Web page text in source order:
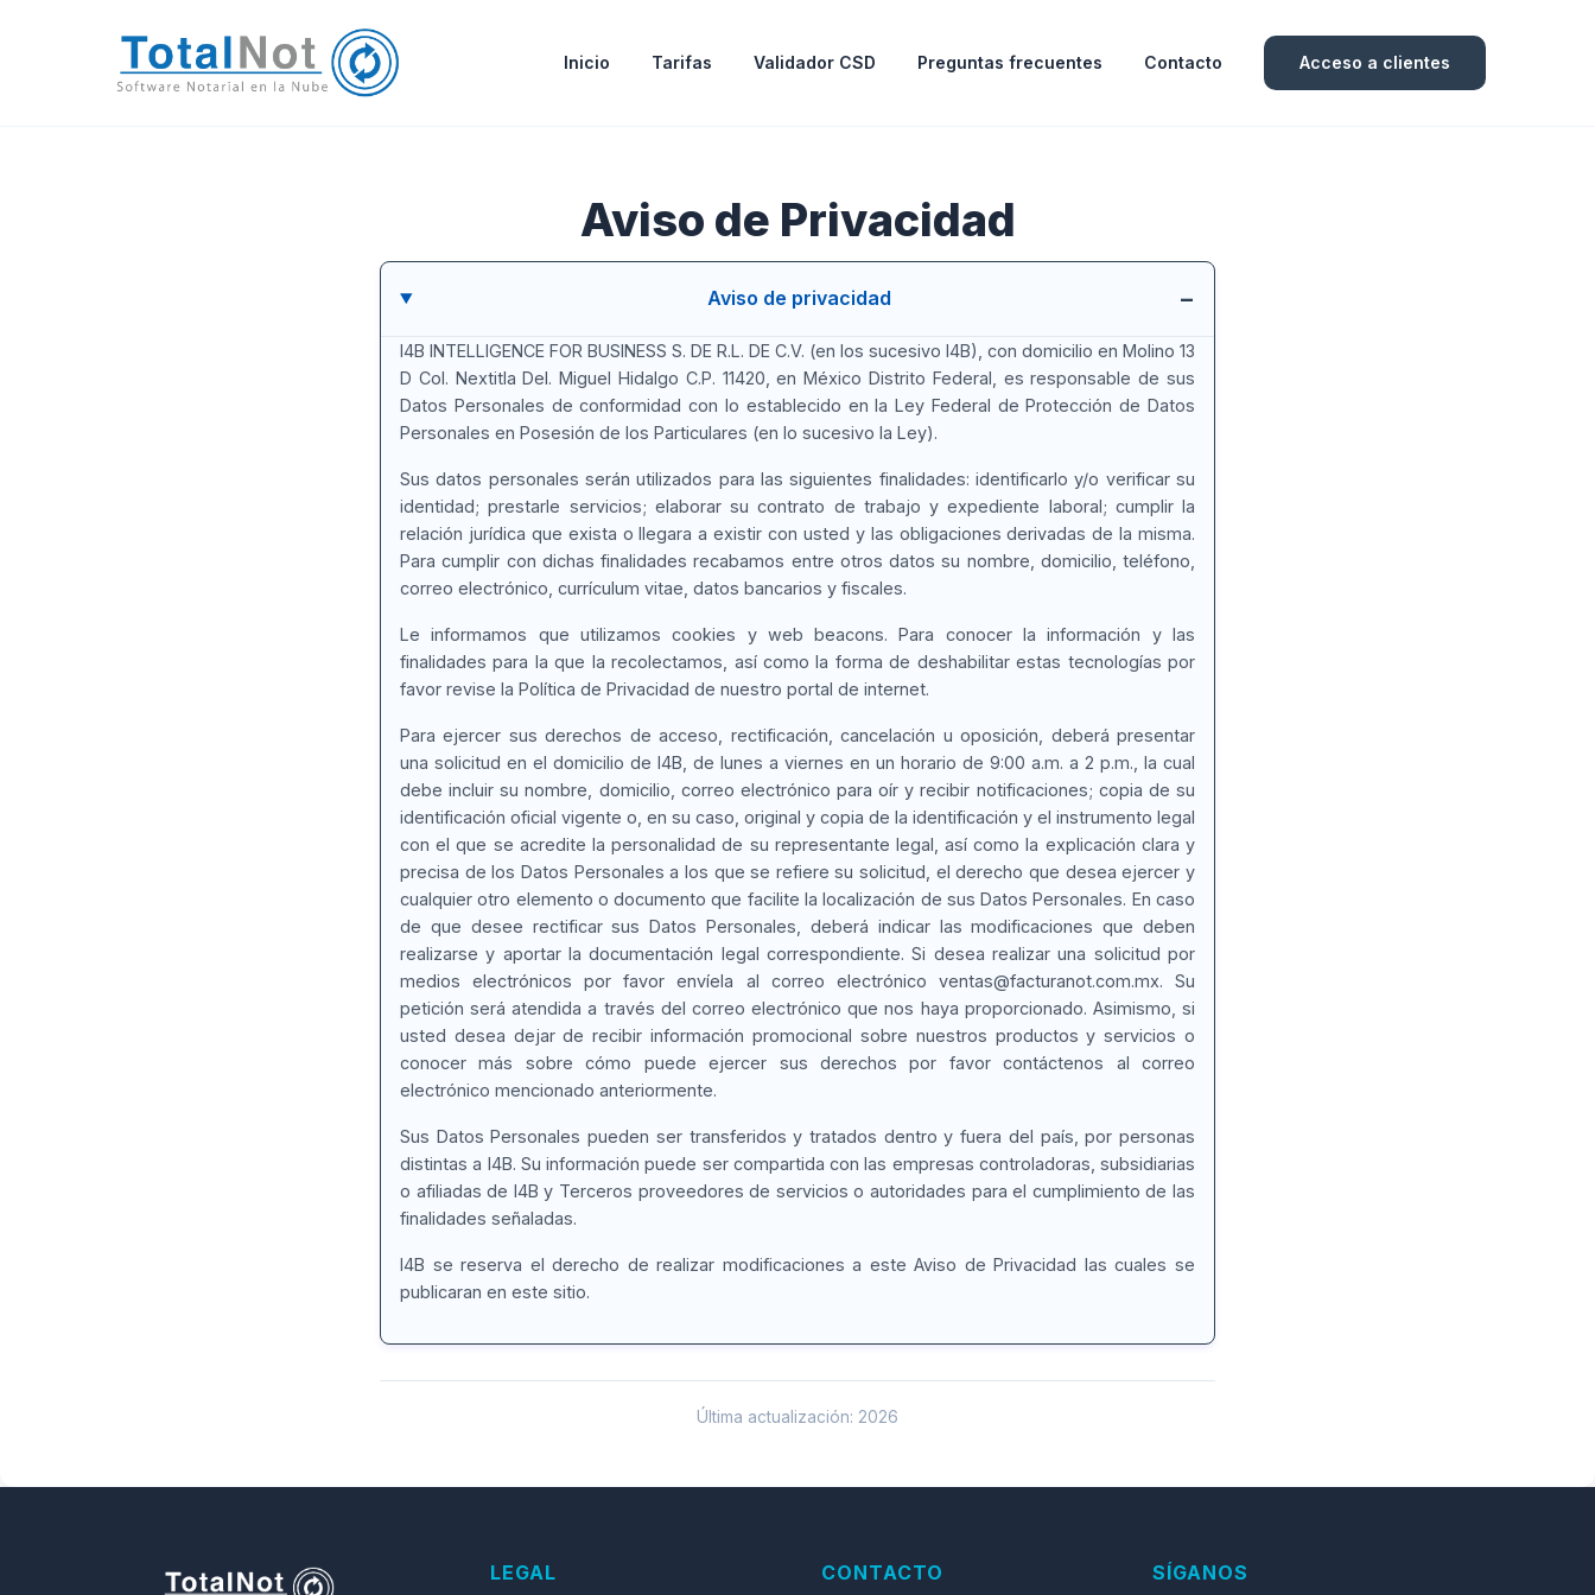
Inicio Tarifas Validador CSD Preguntas frecuentes Contacto Acceso a clientes
Aviso de Privacidad
Aviso de privacidad
I4B INTELLIGENCE FOR BUSINESS S. DE R.L. DE C.V. (en los sucesivo I4B), con domicilio en Molino 13
D Col. Nextitla Del. Miguel Hidalgo C.P. 11420, en México Distrito Federal, es responsable de sus
Datos Personales de conformidad con lo establecido en la Ley Federal de Protección de Datos
Personales en Posesión de los Particulares (en lo sucesivo la Ley).
Sus datos personales serán utilizados para las siguientes finalidades: identificarlo y/o verificar su
identidad; prestarle servicios; elaborar su contrato de trabajo y expediente laboral; cumplir la
relación jurídica que exista o llegara a existir con usted y las obligaciones derivadas de la misma.
Para cumplir con dichas finalidades recabamos entre otros datos su nombre, domicilio, teléfono,
correo electrónico, currículum vitae, datos bancarios y fiscales.
Le informamos que utilizamos cookies y web beacons. Para conocer la información y las
finalidades para la que la recolectamos, así como la forma de deshabilitar estas tecnologías por
favor revise la Política de Privacidad de nuestro portal de internet.
Para ejercer sus derechos de acceso, rectificación, cancelación u oposición, deberá presentar
una solicitud en el domicilio de I4B, de lunes a viernes en un horario de 9:00 a.m. a 2 p.m., la cual
debe incluir su nombre, domicilio, correo electrónico para oír y recibir notificaciones; copia de su
identificación oficial vigente o, en su caso, original y copia de la identificación y el instrumento legal
con el que se acredite la personalidad de su representante legal, así como la explicación clara y
precisa de los Datos Personales a los que se refiere su solicitud, el derecho que desea ejercer y
cualquier otro elemento o documento que facilite la localización de sus Datos Personales. En caso
de que desee rectificar sus Datos Personales, deberá indicar las modificaciones que deben
realizarse y aportar la documentación legal correspondiente. Si desea realizar una solicitud por
medios electrónicos por favor envíela al correo electrónico ventas@facturanot.com.mx. Su
petición será atendida a través del correo electrónico que nos haya proporcionado. Asimismo, si
usted desea dejar de recibir información promocional sobre nuestros productos y servicios o
conocer más sobre cómo puede ejercer sus derechos por favor contáctenos al correo
electrónico mencionado anteriormente.
Sus Datos Personales pueden ser transferidos y tratados dentro y fuera del país, por personas
distintas a I4B. Su información puede ser compartida con las empresas controladoras, subsidiarias
o afiliadas de I4B y Terceros proveedores de servicios o autoridades para el cumplimiento de las
finalidades señaladas.
I4B se reserva el derecho de realizar modificaciones a este Aviso de Privacidad las cuales se
publicaran en este sitio.
Última actualización: 2026
LEGAL CONTACTO SÍGANOS